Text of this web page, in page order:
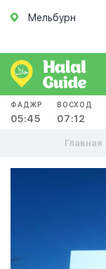
Мельбурн
ФАДЖР
05:45
ВОСХОД
07:12
Главная